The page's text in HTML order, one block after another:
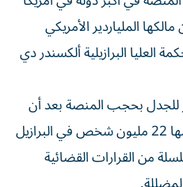
الملياردير الأمريكي
البرازيلية ألكسندر دي
للجدل بحجب المنصة بعد أن
تجاهلت «إكس» التي يستخدمها 22 مليون شخص في البرازيل
سلسلة من القرارات القضائية